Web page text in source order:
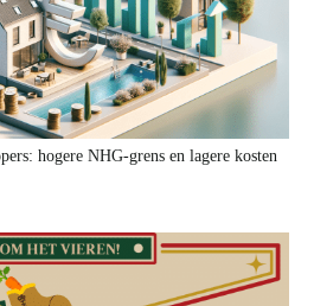
hogere NHG-grens en lagere kosten